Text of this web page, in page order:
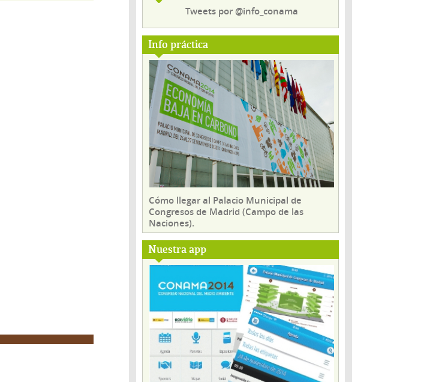
Tweets por @info_conama
Info práctica
Cómo llegar al Palacio Municipal de
Congresos de Madrid (Campo de las
Naciones).
Nuestra app